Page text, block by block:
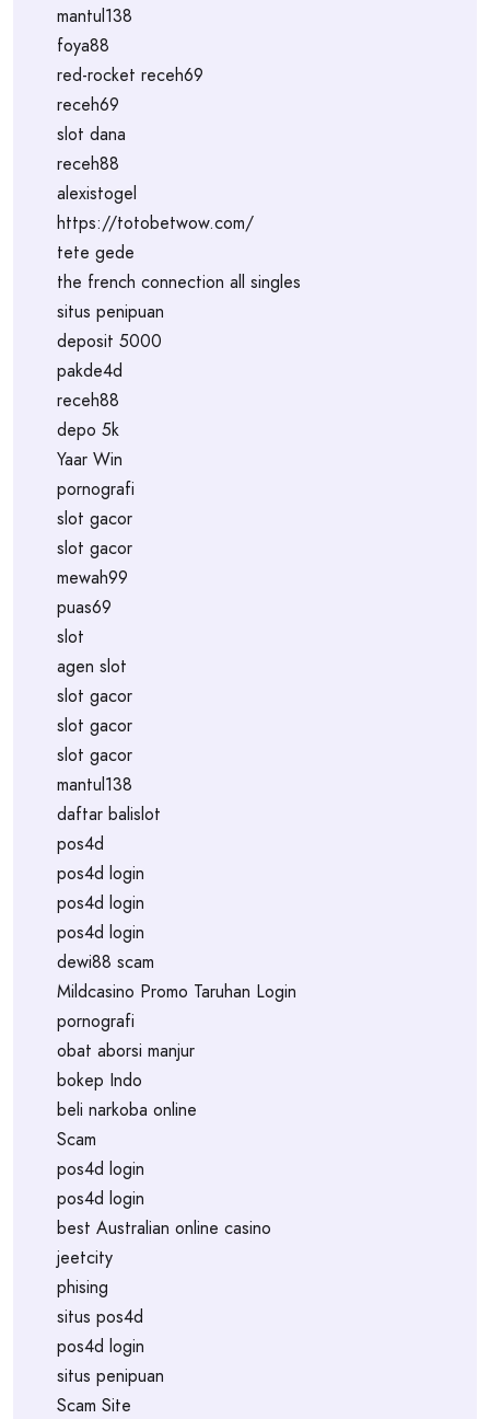
mantul138
foya88
red-rocket receh69
receh69
slot dana
receh88
alexistogel
https://totobetwow.com/
tete gede
the french connection all singles
situs penipuan
deposit 5000
pakde4d
receh88
depo 5k
Yaar Win
pornografi
slot gacor
slot gacor
mewah99
puas69
slot
agen slot
slot gacor
slot gacor
slot gacor
mantul138
daftar balislot
pos4d
pos4d login
pos4d login
pos4d login
dewi88 scam
Mildcasino Promo Taruhan Login
pornografi
obat aborsi manjur
bokep Indo
beli narkoba online
Scam
pos4d login
pos4d login
best Australian online casino
jeetcity
phising
situs pos4d
pos4d login
situs penipuan
Scam Site